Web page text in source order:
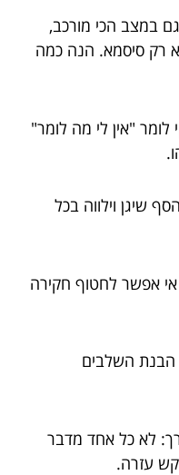
במצב הכי מורכב,
לא רק סיסמא. הנה כמה
לומר "אין לי מה לומר"
שיגן וילווה בכל
אפשר לחטוף חקירה
הבנת השלבים
לא כל אחד מדבר
עזרה.